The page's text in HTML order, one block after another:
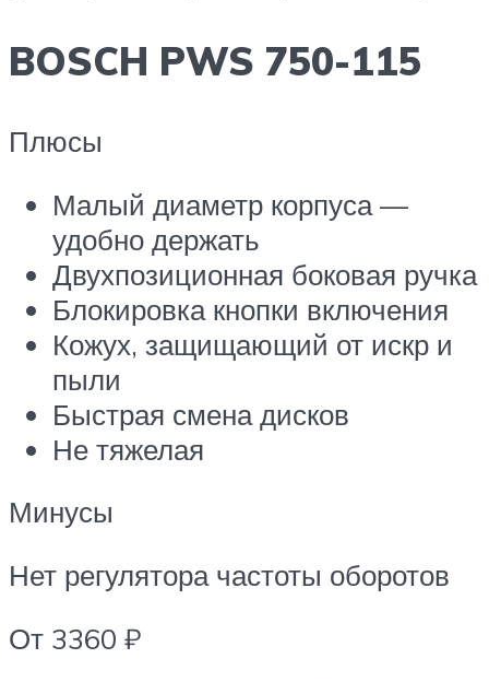
BOSCH PWS 750-115
Плюсы
Малый диаметр корпуса —
удобно держать
Двухпозиционная боковая ручка
Блокировка кнопки включения
Кожух, защищающий от искр и
пыли
Быстрая смена дисков
Не тяжелая
Минусы
Нет регулятора частоты оборотов
От 3360 ₽